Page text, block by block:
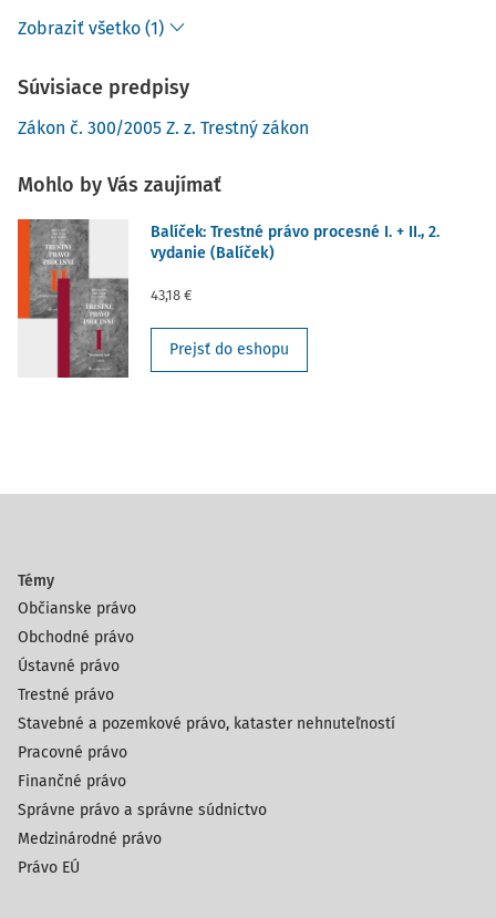
sociálnych sieťach.
7)
V tejto súvislosti nemožno opomenúť, že práve v roku 2016
v parlamentných voľbách dostala približne 210 000
Zobraziť všetko (1)
Súvisiace predpisy
Zákon č. 300/2005 Z. z. Trestný zákon
Mohlo by Vás zaujímať
Balíček: Trestné právo procesné I. + II., 2.
vydanie (Balíček)
43,18 €
Prejsť do eshopu
Témy
Občianske právo
Obchodné právo
Ústavné právo
Trestné právo
Stavebné a pozemkové právo, kataster nehnuteľností
Pracovné právo
Finančné právo
Správne právo a správne súdnictvo
Medzinárodné právo
Právo EÚ